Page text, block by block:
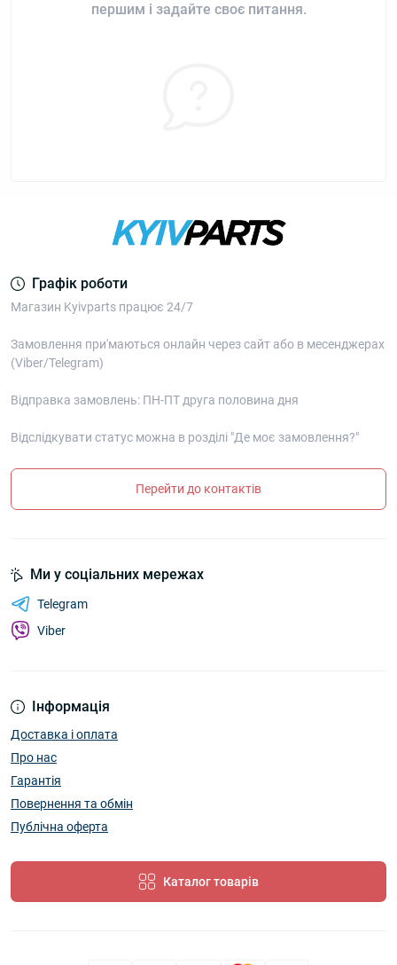
першим і задайте своє питання.
Графік роботи
Магазин Kyivparts працює 24/7
Замовлення при'маються онлайн через сайт або в месенджерах
(Viber/Telegram)
Відправка замовлень: ПН-ПТ друга половина дня
Відслідкувати статус можна в розділі "Де моє замовлення?"
Перейти до контактів
Інформація
Доставка і оплата
Про нас
Гарантія
Повернення та обмін
Публічна оферта
Каталог товарів
Ми у соціальних мережах
Telegram
Viber